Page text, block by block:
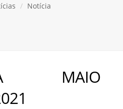
Notícia
MAIO